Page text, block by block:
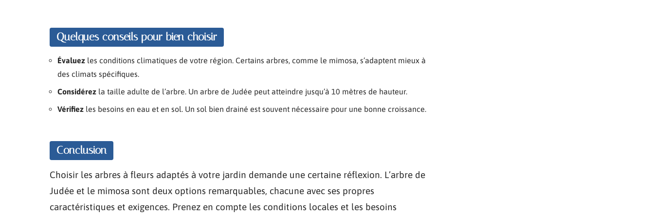
Quelques conseils pour bien choisir
Évaluez les conditions climatiques de votre région. Certains arbres, comme le mimosa, s’adaptent mieux à
des climats spécifiques.
Considérez la taille adulte de l’arbre. Un arbre de Judée peut atteindre jusqu’à 10 mètres de hauteur.
Vérifiez les besoins en eau et en sol. Un sol bien drainé est souvent nécessaire pour une bonne croissance.
Conclusion
Choisir les arbres à fleurs adaptés à votre jardin demande une certaine réflexion. L’arbre de
Judée et le mimosa sont deux options remarquables, chacune avec ses propres
caractéristiques et exigences. Prenez en compte les conditions locales et les besoins